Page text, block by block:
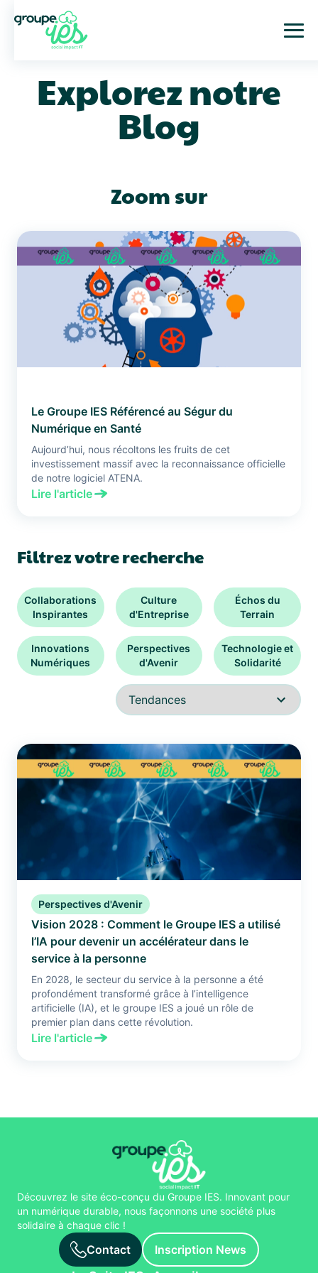
Explorez notre
Blog
Zoom sur
Le Groupe IES Référencé au Ségur du
Numérique en Santé
Aujourd’hui, nous récoltons les fruits de cet
investissement massif avec la reconnaissance officielle
de notre logiciel ATENA.
Lire l'article
Filtrez votre recherche
Collaborations
Inspirantes
Culture
d'Entreprise
Échos du
Terrain
Innovations
Numériques
Perspectives
d'Avenir
Technologie et
Solidarité
Perspectives d'Avenir
Vision 2028 : Comment le Groupe IES a utilisé
l’IA pour devenir un accélérateur dans le
service à la personne
En 2028, le secteur du service à la personne a été
profondément transformé grâce à l’intelligence
artificielle (IA), et le groupe IES a joué un rôle de
premier plan dans cette révolution.
Lire l'article
Découvrez le site éco-conçu du Groupe IES. Innovant pour
un numérique durable, nous façonnons une société plus
solidaire à chaque clic !
Contact Inscription News